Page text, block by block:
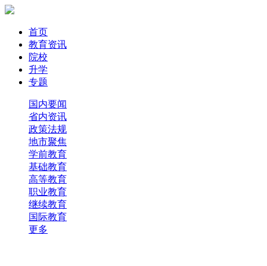
首页
教育资讯
院校
升学
专题
国内要闻
省内资讯
政策法规
地市聚焦
学前教育
基础教育
高等教育
职业教育
继续教育
国际教育
更多